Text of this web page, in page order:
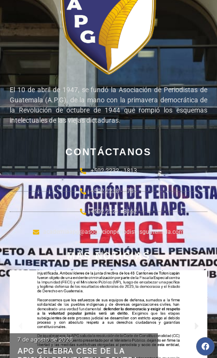
El 10 de abril de 1947, se fundó la Asociación de Periodistas de
Guatemala (A.P.G), de la mano con la primavera democrática de
la Revolución de octubre de 1944 que rompió los esquemas
intelectuales de las viejas dictaduras.
CONTÁCTANOS
+502 2232 - 1813
+502 2238 - 2781
+502 2221 - 3162
academiaapg@asociacionperiodistasguatemala.com
MÁS NOTICIAS
7 de agosto de 2026
APG CELEBRA CESE DE LA